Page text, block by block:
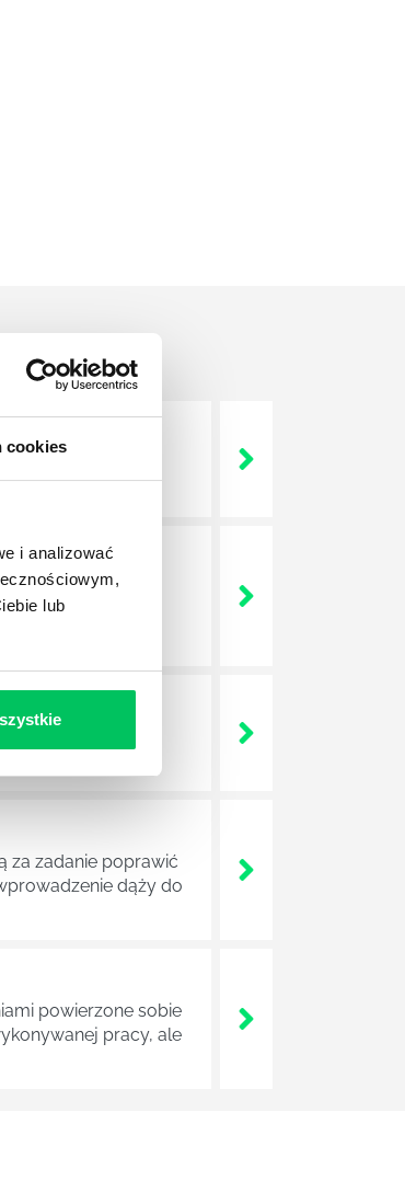
cookies
i analizować
lub
ich
także dokładnie
Czy z
zasadzie
za zadanie poprawić
dąży do
powierzone sobie
pracy, ale